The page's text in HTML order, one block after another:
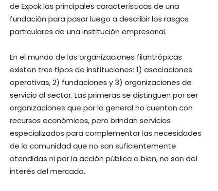
de Expok las principales características de una
fundación para pasar luego a describir los rasgos
particulares de una institución empresarial.
En el mundo de las organizaciones filantrópicas
existen tres tipos de instituciones: 1) asociaciones
operativas, 2) fundaciones y 3) organizaciones de
servicio al sector. Las primeras se distinguen por ser
organizaciones que por lo general no cuentan con
recursos económicos, pero brindan servicios
especializados para complementar las necesidades
de la comunidad que no son suficientemente
atendidas ni por la acción pública o bien, no son del
interés del mercado.